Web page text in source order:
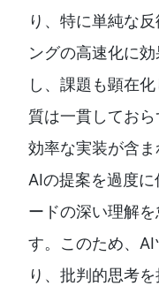
り、特に単純な
ングの高速化に
し、課題も顕在
質は一貫してお
効率な実装が含ま
AIの提案を過度
ードの深い理解
す。このため、
り、批判的思考